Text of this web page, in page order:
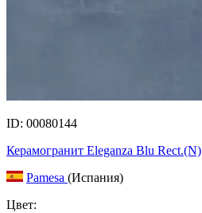
ID: 00080144
Керамогранит Eleganza Blu Rect.(N)
Pamesa (Испания)
Цвет: